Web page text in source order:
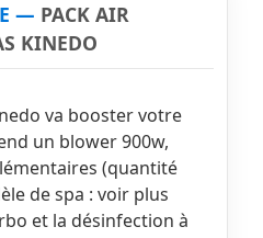
— PACK AIR
KINEDO
va booster votre
un blower 900w,
(quantité
de spa : voir plus
et la désinfection à